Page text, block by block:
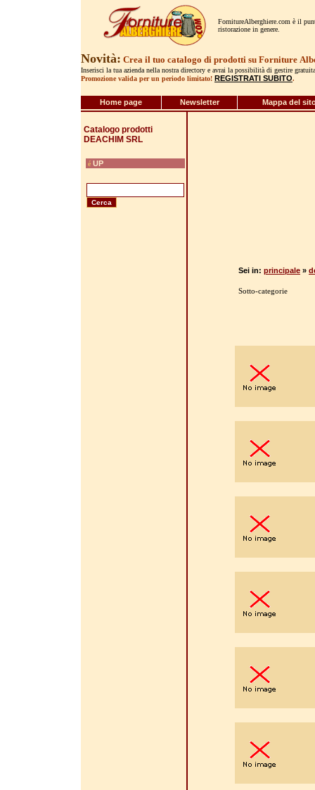
FornitureAlberghiere.com è il
ristorazione in genere.
Novità: Crea il tuo catalogo di prodotti su Forniture
Inserisci la tua azienda nella nostra directory e avrai la possibilità di gestire
Promozione valida per un periodo limitato! REGISTRATI SUBITO.
Home page Newsletter Mappa del
Catalogo prodotti
DEACHIM SRL
éUP
Sei in: principale »
Sotto-categorie